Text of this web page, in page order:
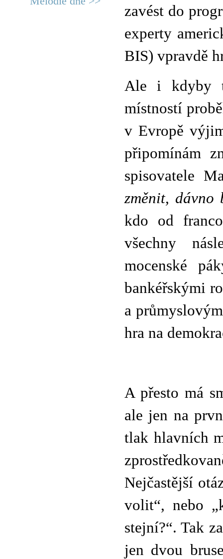
zavést do
experty
BIS) vpravdě
Ale i kdyby
místností
v Evropě
připomínám
spisovatele
změnit,
kdo od
všechny
mocenské
bankéřskými
a
hra na
A přesto má
ale jen na
tlak hlavních
Nejčastější
volit“, nebo
stejní?“. Tak
jen dvou